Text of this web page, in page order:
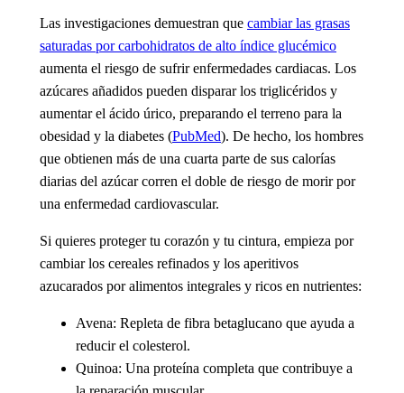
Las investigaciones demuestran que cambiar las grasas
saturadas por carbohidratos de alto índice glucémico
aumenta el riesgo de sufrir enfermedades cardiacas. Los
azúcares añadidos pueden disparar los triglicéridos y
aumentar el ácido úrico, preparando el terreno para la
obesidad y la diabetes (PubMed). De hecho, los hombres
que obtienen más de una cuarta parte de sus calorías
diarias del azúcar corren el doble de riesgo de morir por
una enfermedad cardiovascular.
Si quieres proteger tu corazón y tu cintura, empieza por
cambiar los cereales refinados y los aperitivos
azucarados por alimentos integrales y ricos en nutrientes:
Avena: Repleta de fibra betaglucano que ayuda a
reducir el colesterol.
Quinoa: Una proteína completa que contribuye a